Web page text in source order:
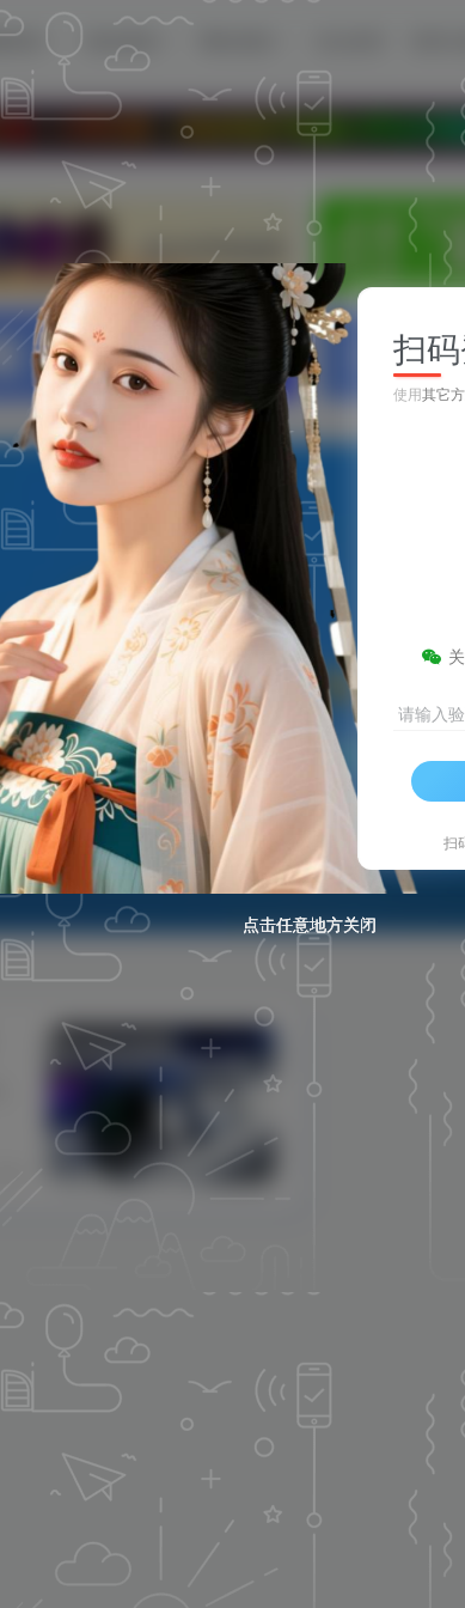
资源 移动资源
互联，本站专注于收集分享各种最新资源
点击任意地方关闭
点击任意地方关闭
点击任意地方关闭
扫
使用其它
请输入
扫